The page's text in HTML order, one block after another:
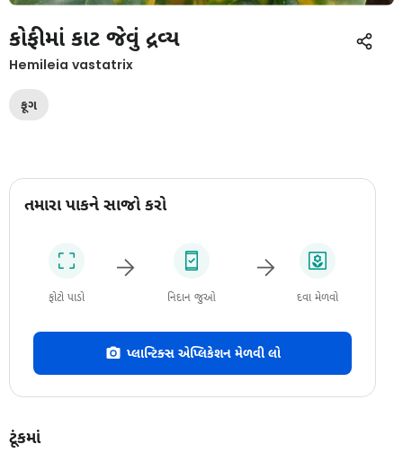
કોફીમાં કાટ જેવું દ્રવ્ય
Hemileia vastatrix
ફૂગ
તમારા પાકને સાજો કરો
ફોટો પાડો નિદાન જુઓ દવા મેળવો
પ્લાન્ટિક્સ એપ્લિકેશન મેળવી લો
ટૂંકમાં